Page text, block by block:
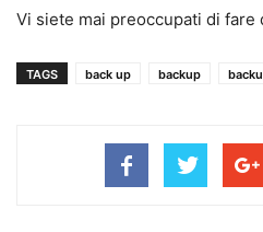
Vi siete mai preoccupati di fare
TAGS back up backup